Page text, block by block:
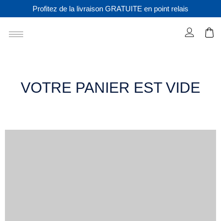
Profitez de la livraison GRATUITE en point relais
VOTRE PANIER EST VIDE